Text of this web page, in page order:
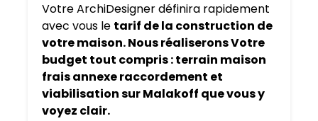
Votre ArchiDesigner définira rapidement
avec vous le tarif de la construction de
votre maison. Nous réaliserons Votre
budget tout compris : terrain maison
frais annexe raccordement et
viabilisation sur Malakoff que vous y
voyez clair.